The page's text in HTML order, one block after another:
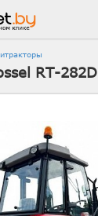
RT-282D